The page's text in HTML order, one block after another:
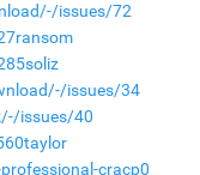
issues/72
issues/34
issues/40
cracp0